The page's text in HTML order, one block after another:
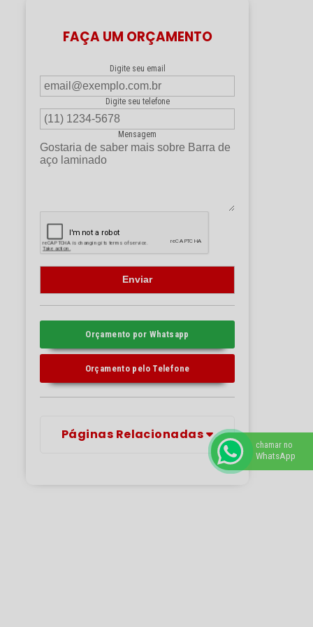
FAÇA UM ORÇAMENTO
Digite seu email
Digite seu telefone
Mensagem
Orçamento por Whatsapp
Orçamento pelo Telefone
Páginas Relacionadas
chamar no
WhatsApp